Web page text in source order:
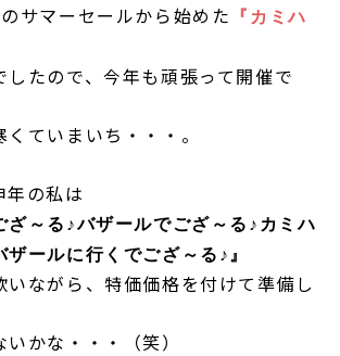
サマーセールから始めた
『カミハ
したので、今年も頑張って開催で
ていまいち・・・。
年の私は
ざ～る♪バザールでござ～る♪カミハ
ザールに行くでござ～る♪』
いながら、特価価格を付けて準備し
かな・・・（笑）